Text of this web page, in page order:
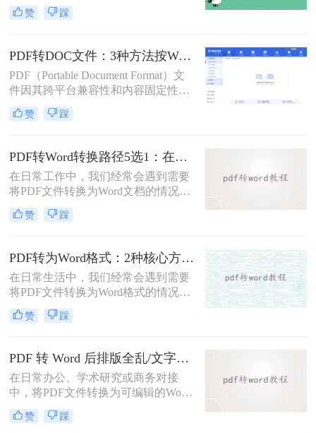
编辑和修改。那么怎么把pdf文件转换
成word呢？本文将详细介绍几种将
助大家轻松应对这一需求。
赞 踩
PDF转DOC文件：3种方法按Word版本兼容性选择！
PDF（Portable Document Format）文
件因其跨平台兼容性和内容固定性而
广受欢迎，但在某些情况下，我们可
能需要将其转换为DOC（Microsoft
那么pdf文件怎么转换成doc文件呢？
本文将介绍三种将PDF文件转换成
DOC文件的方法。
赞 踩
PDF转Word转换路径5选1：在线、软件、手机端各场景最优解！
在日常工作中，我们经常会遇到需要
将PDF文件转换为Word文档的情况，
以便对内容进行编辑或修改。那么pdf
转word怎么转呢？本文将介绍五种将
最适合自己的转换方式。
赞 踩
PDF转为Word格式：2种核心方法的适用场景和操作差异！
在日常生活中，我们经常会遇到需要
将PDF文件转换为Word格式的情况，
以便于编辑和修改文件内容。那么如
何将pdf转为word格式呢？本文将介绍
赞 踩
PDF 转 Word 后排版全乱/文字错位/串行/乱跑怎么办？3种高保真转换方法全解析
在日常办公、学术研究或商务对接
中，将PDF文件转换为可编辑的Word
文档是极高频的需求。但最令人头疼
的往往不是转换本身，而是转换后出
赞 踩